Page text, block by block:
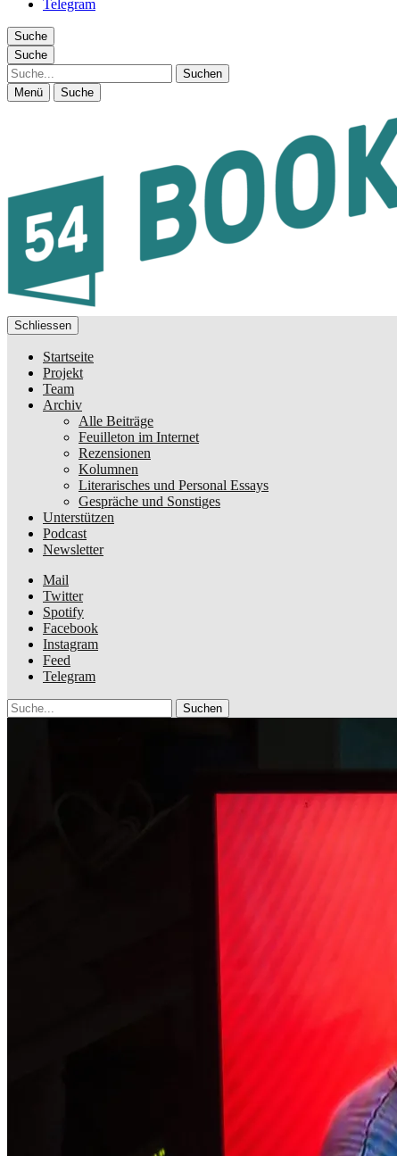
Telegram
Suche
Suche
Suche
Menü Suche
Schliessen
Startseite
Projekt
Team
Archiv
Alle Beiträge
Feuilleton im Internet
Rezensionen
Kolumnen
Literarisches und Personal Essays
Gespräche und Sonstiges
Unterstützen
Podcast
Newsletter
Mail
Twitter
Spotify
Facebook
Instagram
Feed
Telegram
Suche